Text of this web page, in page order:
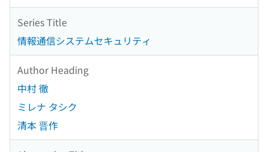
Series Title
情報通信システムセキュリティ
Author Heading
中村 徹
ミレナ タシク
清本 晋作